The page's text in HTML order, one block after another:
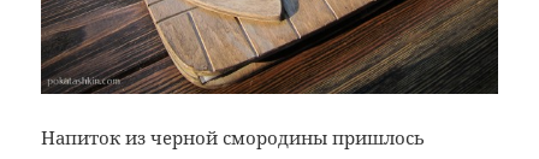
Напиток из черной смородины пришлось